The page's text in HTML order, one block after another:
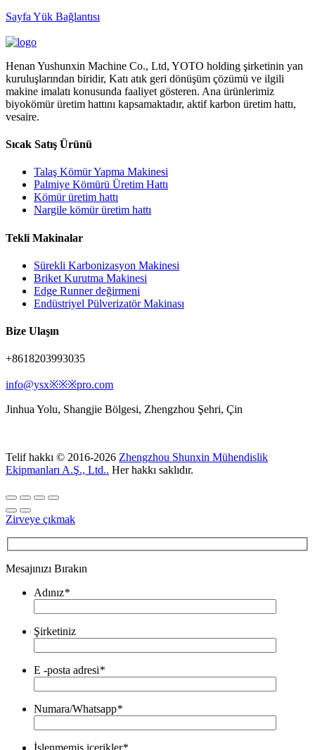
Sayfa Yük Bağlantısı
Henan Yushunxin Machine Co., Ltd, YOTO holding şirketinin yan
kuruluşlarından biridir, Katı atık geri dönüşüm çözümü ve ilgili
makine imalatı konusunda faaliyet gösteren. Ana ürünlerimiz
biyokömür üretim hattını kapsamaktadır, aktif karbon üretim hattı,
vesaire.
Sıcak Satış Ürünü
Talaş Kömür Yapma Makinesi
Palmiye Kömürü Üretim Hattı
Kömür üretim hattı
Nargile kömür üretim hattı
Tekli Makinalar
Sürekli Karbonizasyon Makinesi
Briket Kurutma Makinesi
Edge Runner değirmeni
Endüstriyel Pülverizatör Makinası
Bize Ulaşın
+8618203993035
info@ysx※※※pro.com
Jinhua Yolu, Shangjie Bölgesi, Zhengzhou Şehri, Çin
Telif hakkı © 2016-2026 Zhengzhou Shunxin Mühendislik
Ekipmanları A.Ş., Ltd.. Her hakkı saklıdır.
Zirveye çıkmak
Mesajınızı Bırakın
Adınız*
Şirketiniz
E -posta adresi*
Numara/Whatsapp*
İşlenmemiş içerikler*